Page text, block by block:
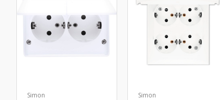
Simon Simon